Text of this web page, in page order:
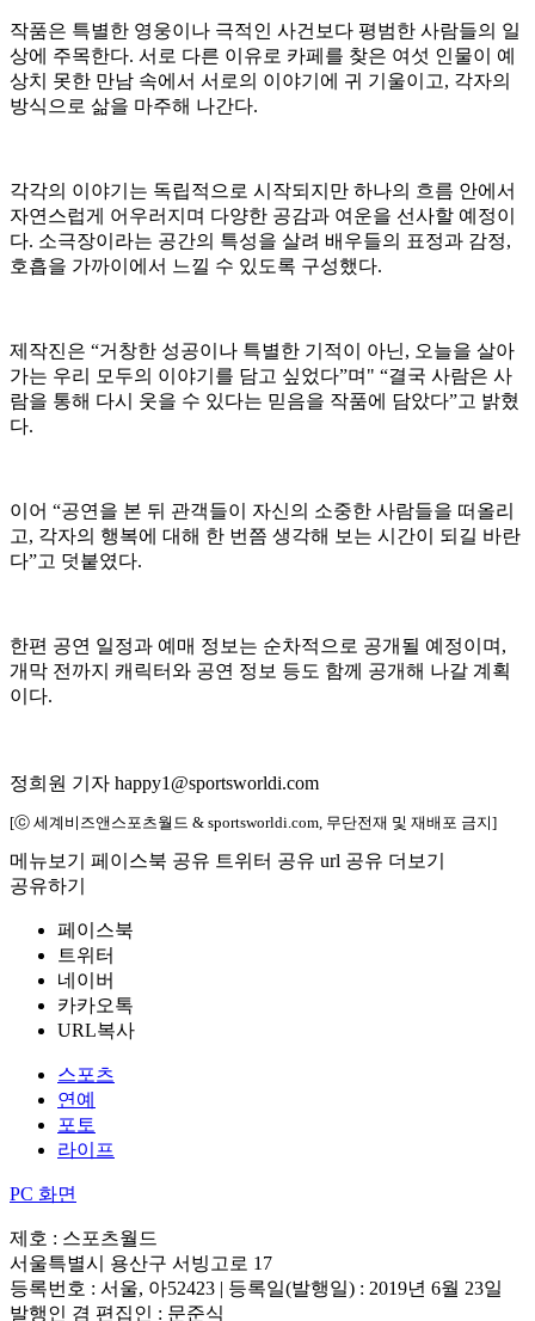
작품은 특별한 영웅이나 극적인 사건보다 평범한 사람들의 일
상에 주목한다. 서로 다른 이유로 카페를 찾은 여섯 인물이 예
상치 못한 만남 속에서 서로의 이야기에 귀 기울이고, 각자의
방식으로 삶을 마주해 나간다.
각각의 이야기는 독립적으로 시작되지만 하나의 흐름 안에서
자연스럽게 어우러지며 다양한 공감과 여운을 선사할 예정이
다. 소극장이라는 공간의 특성을 살려 배우들의 표정과 감정,
호흡을 가까이에서 느낄 수 있도록 구성했다.
제작진은 “거창한 성공이나 특별한 기적이 아닌, 오늘을 살아
가는 우리 모두의 이야기를 담고 싶었다”며" “결국 사람은 사
람을 통해 다시 웃을 수 있다는 믿음을 작품에 담았다”고 밝혔
다.
이어 “공연을 본 뒤 관객들이 자신의 소중한 사람들을 떠올리
고, 각자의 행복에 대해 한 번쯤 생각해 보는 시간이 되길 바란
다”고 덧붙였다.
한편 공연 일정과 예매 정보는 순차적으로 공개될 예정이며,
개막 전까지 캐릭터와 공연 정보 등도 함께 공개해 나갈 계획
이다.
정희원 기자 happy1@sportsworldi.com
[ⓒ 세계비즈앤스포츠월드 & sportsworldi.com, 무단전재 및 재배포 금지]
메뉴보기 페이스북 공유 트위터 공유 url 공유 더보기
공유하기
페이스북
트위터
네이버
카카오톡
URL복사
스포츠
연예
포토
라이프
PC 화면
제호 : 스포츠월드
서울특별시 용산구 서빙고로 17
등록번호 : 서울, 아52423 | 등록일(발행일) : 2019년 6월 23일
발행인 겸 편집인 : 문준식